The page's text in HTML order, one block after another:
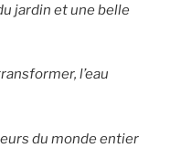
jardin et une belle
l’eau
du monde entier